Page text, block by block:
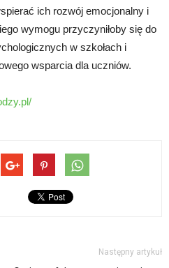
ich rozwój emocjonalny i
wymogu przyczyniłoby się do
w szkołach i
wsparcia dla uczniów.
Następny artykuł